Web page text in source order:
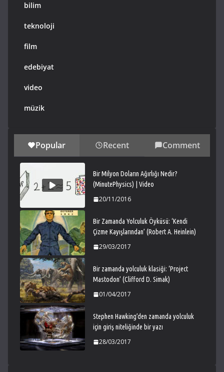
bilim
teknoloji
film
edebiyat
video
müzik
Popular Recent Comment
Bir Milyon Doların Ağırlığı Nedir?
(MinutePhysics) | Video
20/11/2016
Bir Zamanda Yolculuk Öyküsü: ‘Kendi
Çizme Kayışlarından’ (Robert A. Heinlein)
29/03/2017
Bir zamanda yolculuk klasiği: ‘Project
Mastodon’ (Clifford D. Simak)
01/04/2017
Stephen Hawking’den zamanda yolculuk
için giriş niteliğinde bir yazı
28/03/2017